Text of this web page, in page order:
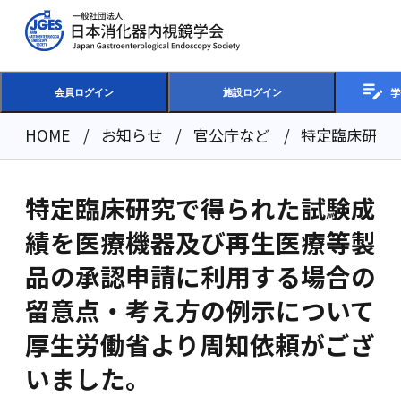
会員ログイン 施設ログイン
HOME お知らせ 官公庁など 特定臨床研究
特定臨床研究で得られた試験成
績を医療機器及び再生医療等製
品の承認申請に利用する場合の
留意点・考え方の例示について
厚生労働省より周知依頼がござ
いました。